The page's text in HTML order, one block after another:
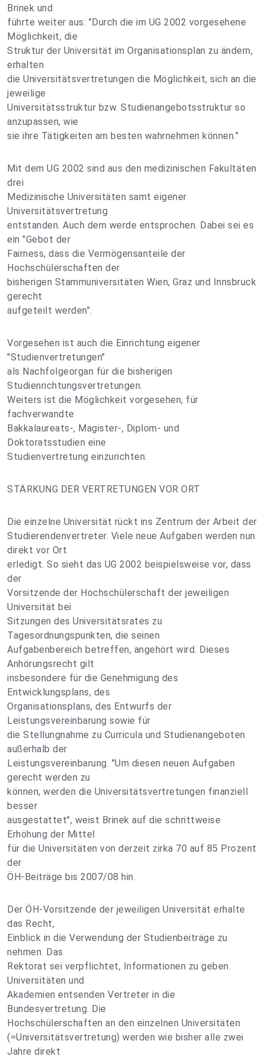
Brinek und
führte weiter aus: "Durch die im UG 2002 vorgesehene
Möglichkeit, die
Struktur der Universität im Organisationsplan zu ändern,
erhalten
die Universitätsvertretungen die Möglichkeit, sich an die
jeweilige
Universitätsstruktur bzw. Studienangebotsstruktur so
anzupassen, wie
sie ihre Tätigkeiten am besten wahrnehmen können."
Mit dem UG 2002 sind aus den medizinischen Fakultäten
drei
Medizinische Universitäten samt eigener
Universitätsvertretung
entstanden. Auch dem werde entsprochen. Dabei sei es
ein "Gebot der
Fairness, dass die Vermögensanteile der
Hochschülerschaften der
bisherigen Stammuniversitäten Wien, Graz und Innsbruck
gerecht
aufgeteilt werden".
Vorgesehen ist auch die Einrichtung eigener
"Studienvertretungen"
als Nachfolgeorgan für die bisherigen
Studienrichtungsvertretungen.
Weiters ist die Möglichkeit vorgesehen, für
fachverwandte
Bakkalaureats-, Magister-, Diplom- und
Doktoratsstudien eine
Studienvertretung einzurichten.
STÄRKUNG DER VERTRETUNGEN VOR ORT
Die einzelne Universität rückt ins Zentrum der Arbeit der
Studierendenvertreter. Viele neue Aufgaben werden nun
direkt vor Ort
erledigt. So sieht das UG 2002 beispielsweise vor, dass
der
Vorsitzende der Hochschülerschaft der jeweiligen
Universität bei
Sitzungen des Universitätsrates zu
Tagesordnungspunkten, die seinen
Aufgabenbereich betreffen, angehört wird. Dieses
Anhörungsrecht gilt
insbesondere für die Genehmigung des
Entwicklungsplans, des
Organisationsplans, des Entwurfs der
Leistungsvereinbarung sowie für
die Stellungnahme zu Curricula und Studienangeboten
außerhalb der
Leistungsvereinbarung. "Um diesen neuen Aufgaben
gerecht werden zu
können, werden die Universitätsvertretungen finanziell
besser
ausgestattet", weist Brinek auf die schrittweise
Erhöhung der Mittel
für die Universitäten von derzeit zirka 70 auf 85 Prozent
der
ÖH-Beiträge bis 2007/08 hin.
Der ÖH-Vorsitzende der jeweiligen Universität erhalte
das Recht,
Einblick in die Verwendung der Studienbeiträge zu
nehmen. Das
Rektorat sei verpflichtet, Informationen zu geben.
Universitäten und
Akademien entsenden Vertreter in die
Bundesvertretung. Die
Hochschülerschaften an den einzelnen Universitäten
(=Universitätsvertretung) werden wie bisher alle zwei
Jahre direkt